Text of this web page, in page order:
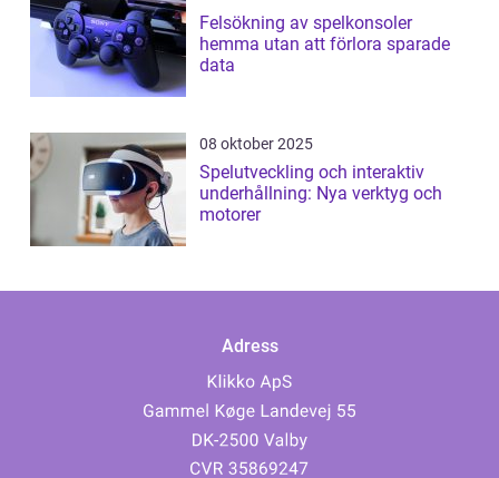
Felsökning av spelkonsoler
hemma utan att förlora sparade
data
08 oktober 2025
Spelutveckling och interaktiv
underhållning: Nya verktyg och
motorer
Adress